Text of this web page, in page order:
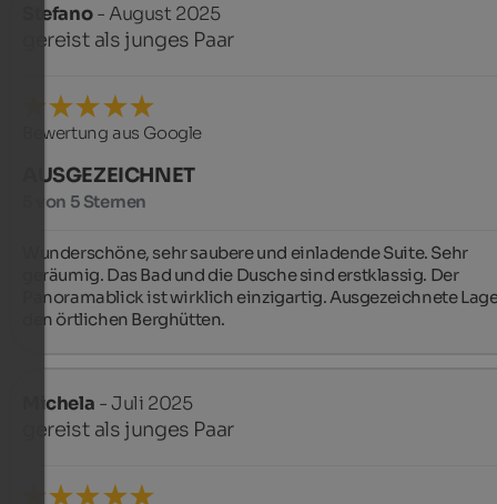
Stefano- August 2025
gereist als junges Paar
Bewertung aus Google
AUSGEZEICHNET
5 von 5 Sternen
Wunderschöne, sehr saubere und einladende Suite. Sehr
geräumig. Das Bad und die Dusche sind erstklassig. Der
Panoramablick ist wirklich einzigartig. Ausgezeichnete
den örtlichen Berghütten.
Michela - Juli 2025
gereist als junges Paar